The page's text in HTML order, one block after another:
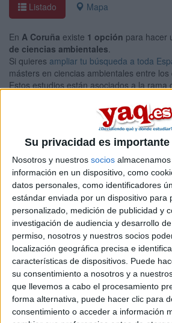
Su privacidad es
Nosotros y nuestros socios
información en un dispositivo, como
datos personales, como identificadores
estándar enviada por un dispositivo para
personalizado, medición de publicidad y
investigación de audiencia y desarrollo de
permiso, nosotros y nuestros socios
localización geográfica precisa e
características de dispositivos. Puede
su consentimiento a nosotros y a
que llevemos a cabo el procesamiento
forma alternativa, puede hacer clic para
consentimiento o acceder a información
Listado Mapa
En A Coruña existe 1 opción para hacer
de ciencias ambientales.
Si quieres ampliar tu búsqueda a toda
másters en ciencias ambientales entre
Estos estudios están asociados a la rama
Máster Universitario en
Ciencias, Tecnologías y
UNIVERSIDADE DA CORUñA
Máster
Pídeles información
Seleccionar por provincia
Alicante(1)
Almería(3)
Asturias(2)
Barcelona(9)
A Coruña
Córdoba
Cantabria(1)
Cádiz(1)